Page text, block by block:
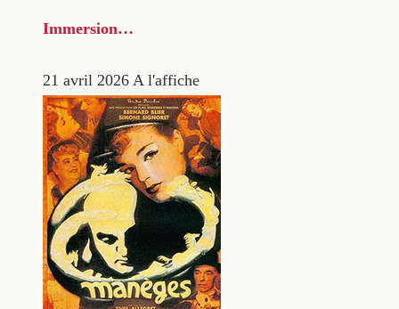
Immersion…
21 avril 2026 A l'affiche